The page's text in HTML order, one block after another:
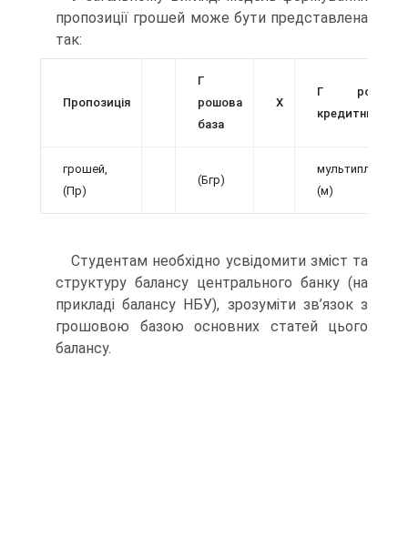
пропозиції грошей може бути представлена
так:
Пропозиція
Г
рошова
база
X
Г рошово-
кредитний
грошей,
(Пр)
(Бгр)
мультиплікатор
(м)
Студентам необхідно усвідомити зміст та
структуру балансу центрального банку (на
прикладі балансу НБУ), зрозуміти зв’язок з
грошовою базою основних статей цього
балансу.